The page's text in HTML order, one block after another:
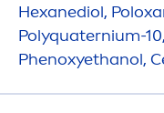
Hexanediol,
Polyquaternium-
Phenoxyethanol,